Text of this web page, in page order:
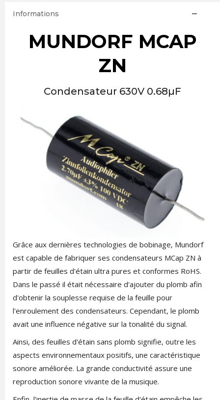
Informations
MUNDORF MCAP
ZN
Condensateur 630V 0.68µF
Grâce aux dernières technologies de bobinage, Mundorf
est capable de fabriquer ses condensateurs MCap ZN à
partir de feuilles d'étain ultra pures et conformes RoHS.
Dans le passé il était nécessaire d'ajouter du plomb afin
d'obtenir la souplesse requise de la feuille pour
l'enroulement des condensateurs. Cependant, le plomb
avait une influence négative sur la tonalité du signal.
Ainsi, des feuilles d'étain sans plomb signifie, outre les
aspects environnementaux positifs, une caractéristique
sonore améliorée. La grande conductivité assure une
reproduction sonore vivante de la musique.